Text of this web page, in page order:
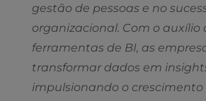
gestão de pessoas e no
organizacional. Com o auxílio
ferramentas de BI, as
transformar dados em
impulsionando o crescimento